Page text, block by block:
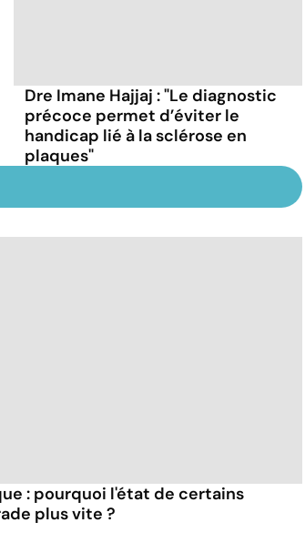
Dre Imane Hajjaj : "Le diagnostic
précoce permet d’éviter le
handicap lié à la sclérose en
plaques"
: pourquoi l'état de certains
plus vite ?